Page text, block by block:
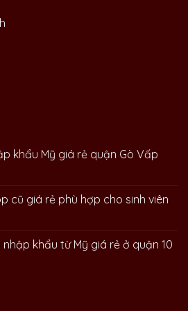
khẩu Mỹ giá rẻ quận Gò Vấp
cũ giá rẻ phù hợp cho sinh viên
khẩu từ Mỹ giá rẻ ở quận 10